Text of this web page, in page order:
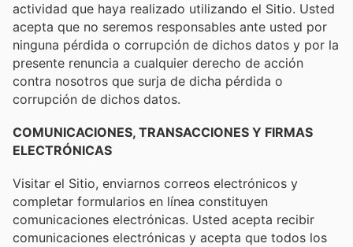
actividad que haya realizado utilizando el Sitio. Usted
acepta que no seremos responsables ante usted por
ninguna pérdida o corrupción de dichos datos y por la
presente renuncia a cualquier derecho de acción
contra nosotros que surja de dicha pérdida o
corrupción de dichos datos.
COMUNICACIONES, TRANSACCIONES Y FIRMAS
ELECTRÓNICAS
Visitar el Sitio, enviarnos correos electrónicos y
completar formularios en línea constituyen
comunicaciones electrónicas. Usted acepta recibir
comunicaciones electrónicas y acepta que todos los